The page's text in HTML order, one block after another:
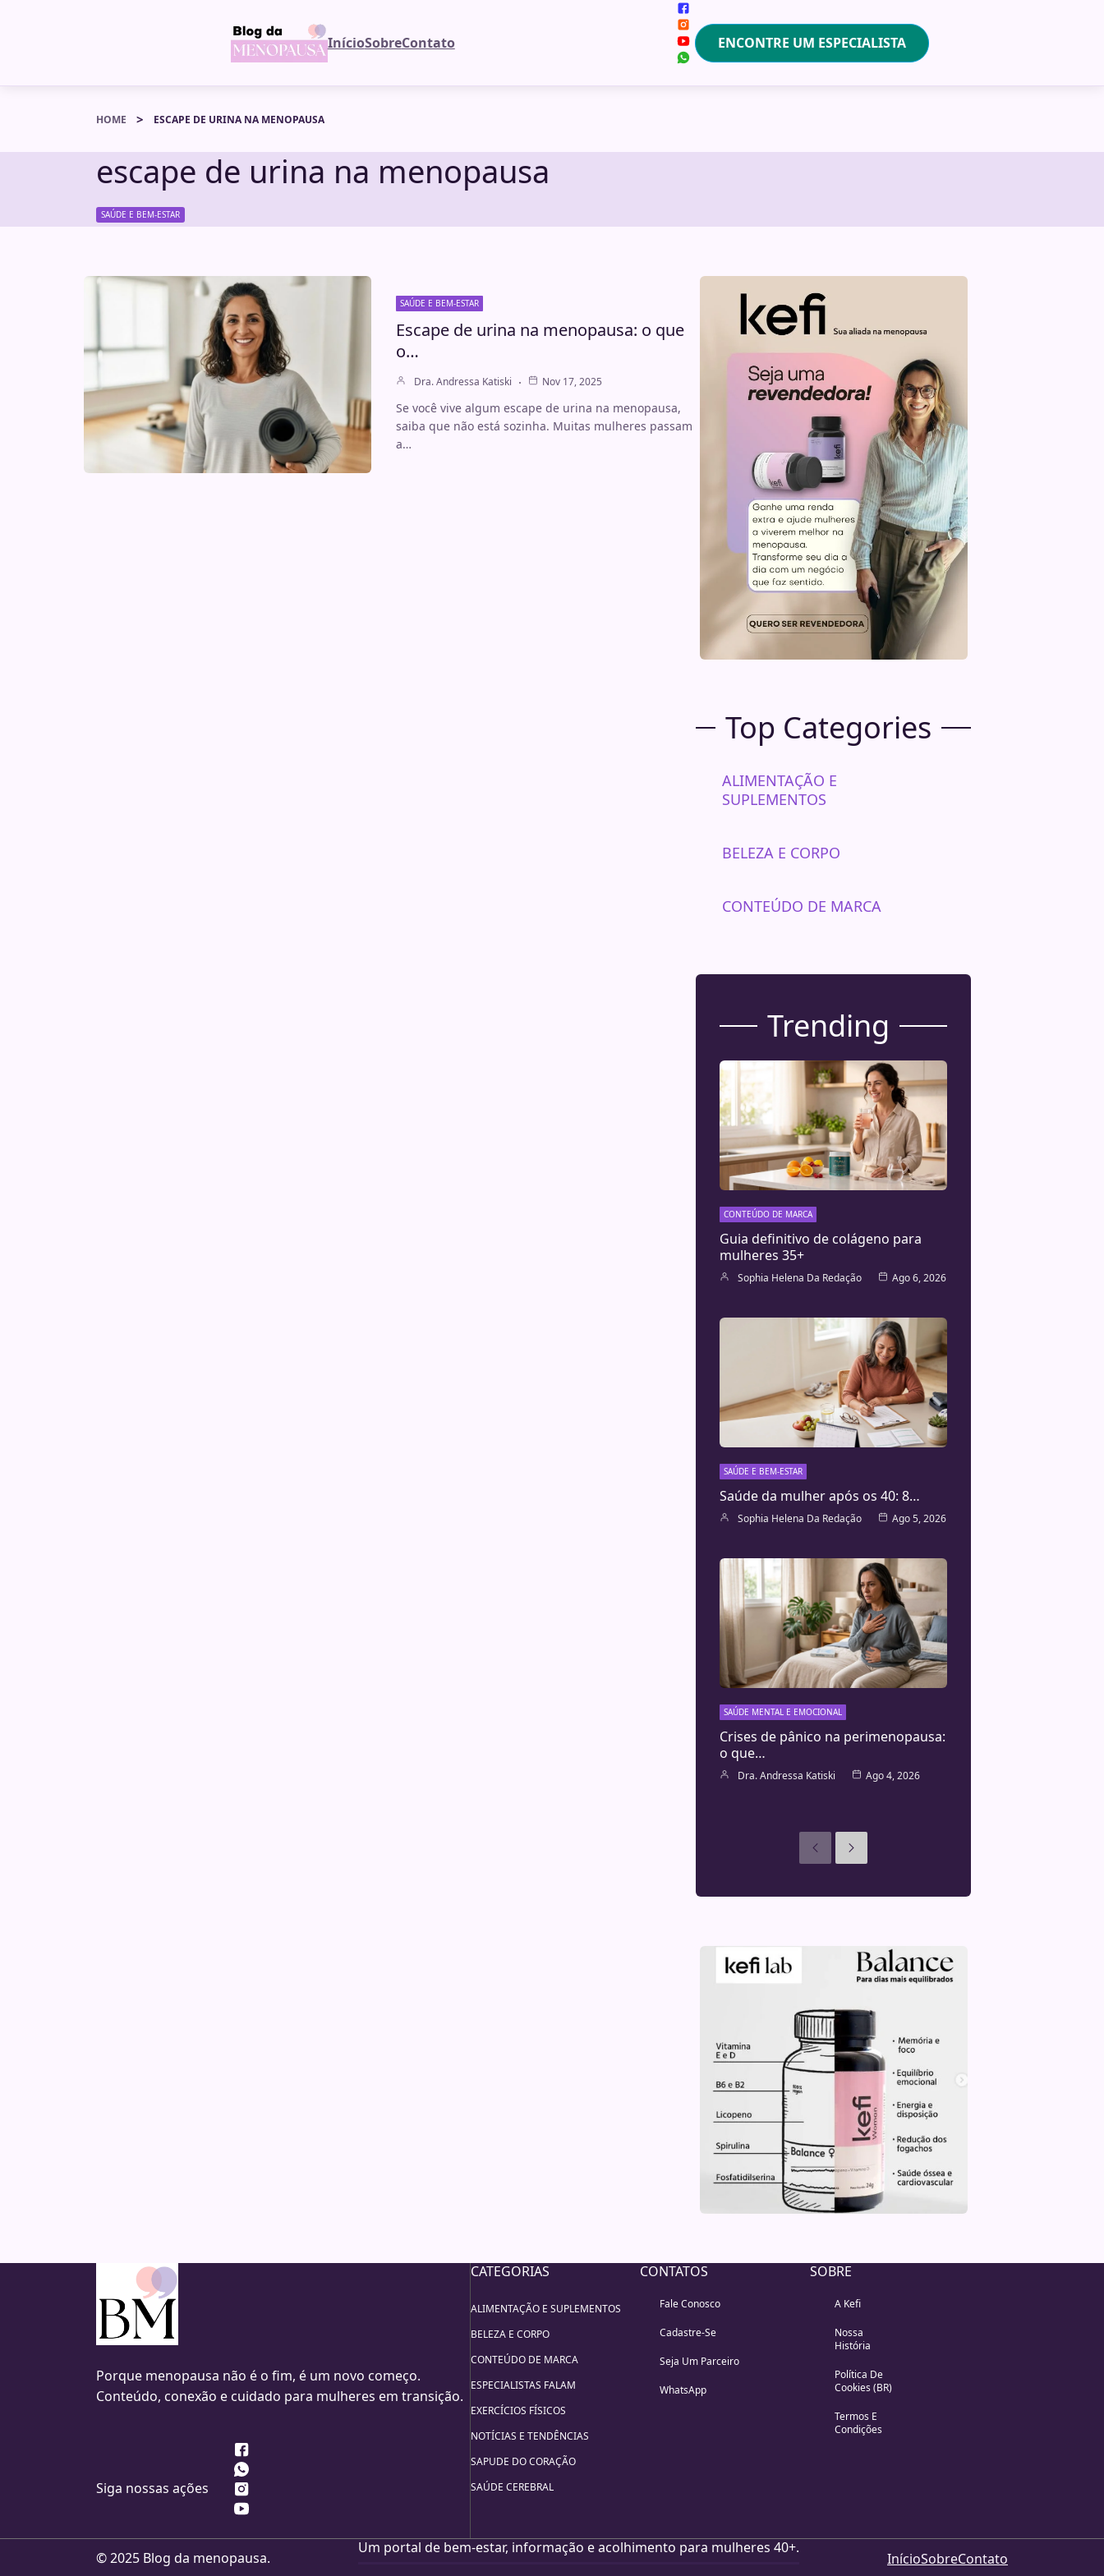
InícioSobreContato ENCONTRE UM ESPECIALISTA
HOME ESCAPE DE URINA NA MENOPAUSA
escape de urina na menopausa
SAÚDE E BEM-ESTAR
SAÚDE E BEM-ESTAR
Escape de urina na menopausa: o que
o…
Dra. Andressa Katiski Nov 17, 2025
Se você vive algum escape de urina na menopausa,
saiba que não está sozinha. Muitas mulheres passam
a…
Top Categories
ALIMENTAÇÃO E
SUPLEMENTOS
BELEZA E CORPO
CONTEÚDO DE MARCA
Trending
CONTEÚDO DE MARCA
Guia definitivo de colágeno para
mulheres 35+
Sophia Helena Da Redação Ago 6, 2026
SAÚDE E BEM-ESTAR
Saúde da mulher após os 40: 8…
Sophia Helena Da Redação Ago 5, 2026
SAÚDE MENTAL E EMOCIONAL
Crises de pânico na perimenopausa:
o que…
Dra. Andressa Katiski Ago 4, 2026
AnterioresSeguinte
Porque menopausa não é o fim, é um novo começo.
Conteúdo, conexão e cuidado para mulheres em transição.
Siga nossas ações
CATEGORIAS
ALIMENTAÇÃO E SUPLEMENTOS
BELEZA E CORPO
CONTEÚDO DE MARCA
ESPECIALISTAS FALAM
EXERCÍCIOS FÍSICOS
NOTÍCIAS E TENDÊNCIAS
SAPUDE DO CORAÇÃO
SAÚDE CEREBRAL
CONTATOS
Fale Conosco
Cadastre-Se
Seja Um Parceiro
WhatsApp
SOBRE
A Kefi
Nossa
História
Política De
Cookies (BR)
Termos E
Condições
© 2025 Blog da menopausa.
Um portal de bem-estar, informação e acolhimento para mulheres 40+.
InícioSobreContato